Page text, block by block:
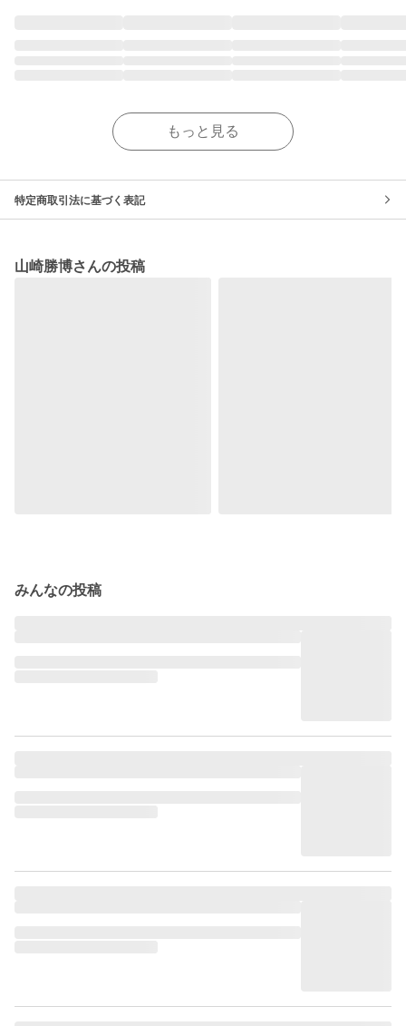
もっと見る
特定商取引法に基づく表記
山崎勝博さんの投稿
みんなの投稿